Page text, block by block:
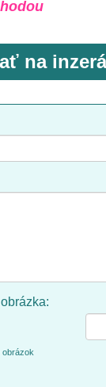
na
obrázok